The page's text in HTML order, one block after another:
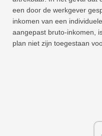
een door de werkgever
inkomen van een
aangepast bruto-inkomen,
plan niet zijn toegestaan